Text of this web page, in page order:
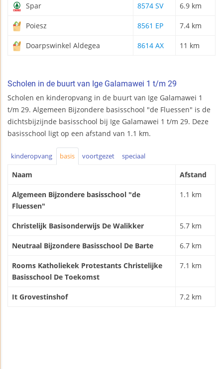
Spar 8574 SV 6.9 km
Poiesz 8561 EP 7.4 km
Doarpswinkel Aldegea 8614 AX 11 km
Scholen in de buurt van Ige Galamawei 1 t/m 29
Scholen en kinderopvang in de buurt van Ige Galamawei 1
t/m 29. Algemeen Bijzondere basisschool "de Fluessen" is de
dichtsbijzijnde basisschool bij Ige Galamawei 1 t/m 29. Deze
basisschool ligt op een afstand van 1.1 km.
kinderopvang basis voortgezet speciaal
Naam Afstand
Algemeen Bijzondere basisschool "de
Fluessen"
1.1 km
Christelijk Basisonderwijs De Walikker 5.7 km
Neutraal Bijzondere Basisschool De Barte 6.7 km
Rooms Katholiekek Protestants Christelijke
Basisschool De Toekomst
7.1 km
It Grovestinshof 7.2 km